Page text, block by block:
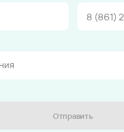
Отправить